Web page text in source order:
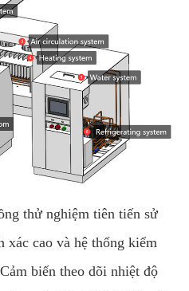
thử nghiệm tiên tiến sử
xác cao và hệ thống kiểm
biến theo dõi nhiệt độ